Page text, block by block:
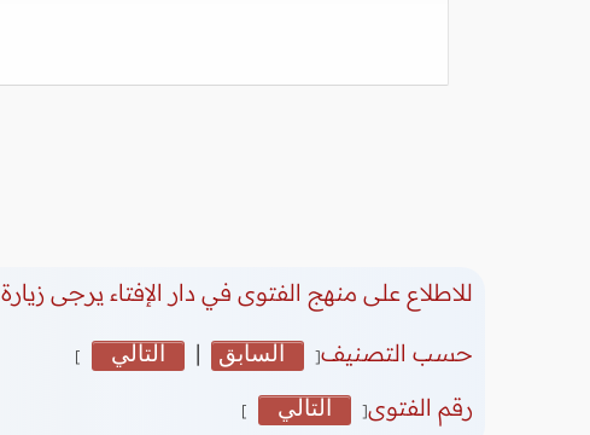
للاطلاع على منهج الفتوى في دار الإفتاء يرجى زيارة
حسب التصنيف[ السابق | التالي ]
رقم الفتوى[ التالي ]